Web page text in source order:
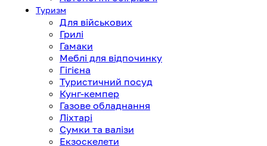
Туризм
Для військових
Грилі
Гамаки
Меблі для відпочинку
Гігієна
Туристичний посуд
Кунг-кемпер
Газове обладнання
Ліхтарі
Сумки та валізи
Екзоскелети